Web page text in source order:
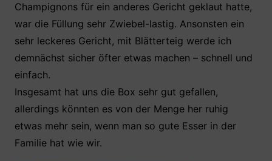
Champignons für ein anderes Gericht geklaut hatte,
war die Füllung sehr Zwiebel-lastig. Ansonsten ein
sehr leckeres Gericht, mit Blätterteig werde ich
demnächst sicher öfter etwas machen – schnell und
einfach.
Insgesamt hat uns die Box sehr gut gefallen,
allerdings könnten es von der Menge her ruhig
etwas mehr sein, wenn man so gute Esser in der
Familie hat wie wir.